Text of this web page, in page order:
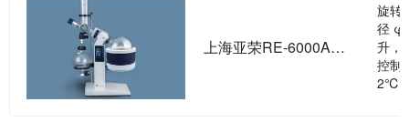
上海亚荣RE-6000AA旋转蒸发器
旋转
径
升，
控制
2℃